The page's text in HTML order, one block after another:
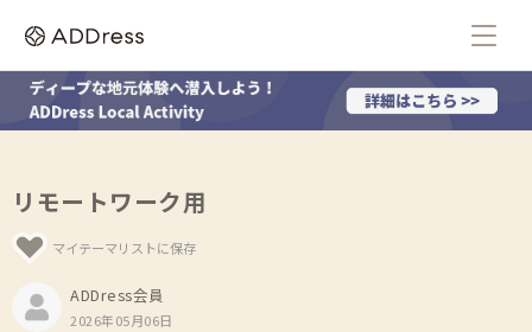
リモートワーク用
マイテーマリストに保存
ADDress会員
2026年05月06日